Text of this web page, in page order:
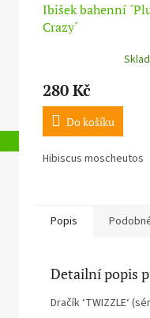
Ibišek bahenní
Crazy´
280 Kč
Do košíku
Hibiscus moscheutos
Popis
Detailní popis
Dračík ‘TWIZZLE‘